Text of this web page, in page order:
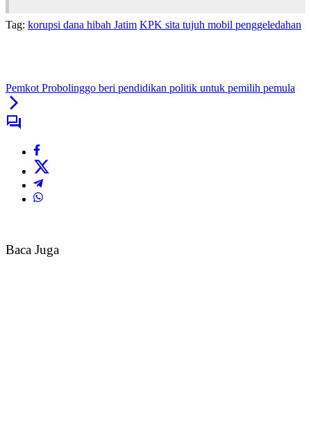
Tag: korupsi dana hibah Jatim KPK sita tujuh mobil penggeledahan
Pemkot Probolinggo beri pendidikan politik untuk pemilih pemula
Baca Juga